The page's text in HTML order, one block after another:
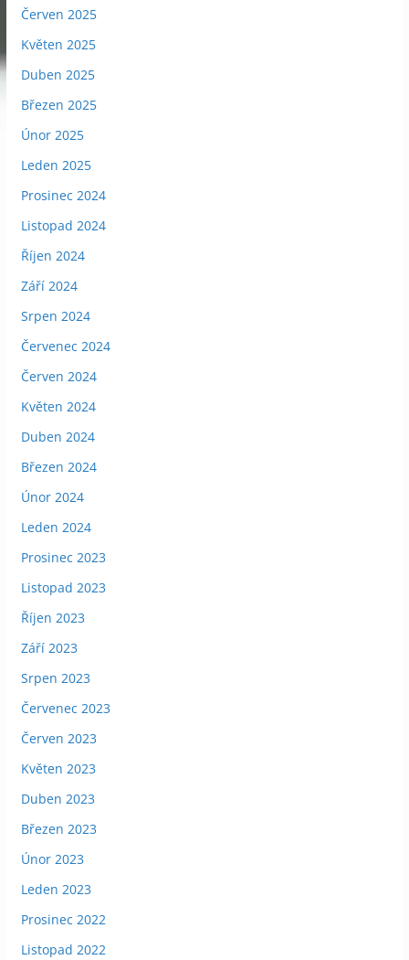
Červen 2025
Květen 2025
Duben 2025
Březen 2025
Únor 2025
Leden 2025
Prosinec 2024
Listopad 2024
Říjen 2024
Září 2024
Srpen 2024
Červenec 2024
Červen 2024
Květen 2024
Duben 2024
Březen 2024
Únor 2024
Leden 2024
Prosinec 2023
Listopad 2023
Říjen 2023
Září 2023
Srpen 2023
Červenec 2023
Červen 2023
Květen 2023
Duben 2023
Březen 2023
Únor 2023
Leden 2023
Prosinec 2022
Listopad 2022